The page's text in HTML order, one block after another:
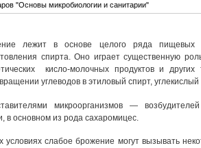
"Основы микробиологии и санитарии"
лежит в основе целого ряда пищевых
спирта. Оно играет существенную
кисло-молочных продуктов и других
углеводов в этиловый спирт, углекислый
микроорганизмов —
в основном из рода сахаромицес.
условиях слабое брожение могут вызывать